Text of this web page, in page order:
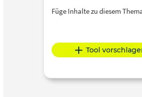
Füge Inhalte zu diesem
Tool